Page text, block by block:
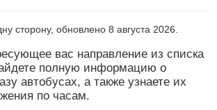
сторону, обновлено 8 августа 2026.
вас направление из списка
полную информацию о
автобусах, а также узнаете их
по часам.